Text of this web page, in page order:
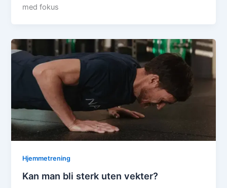
med fokus
Hjemmetrening
Kan man bli sterk uten vekter?